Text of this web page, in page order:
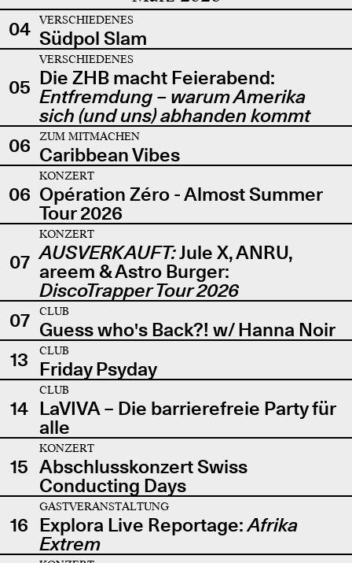
04 VERSCHIEDENES
Südpol Slam
05
VERSCHIEDENES
Die ZHB macht Feierabend:
Entfremdung – warum Amerika
sich (und uns) abhanden kommt
06
ZUM MITMACHEN
Caribbean Vibes
06
KONZERT
Opération Zéro - Almost Summer
Tour 2026
07
KONZERT
AUSVERKAUFT:Jule X, ANRU,
areem & Astro Burger:
DiscoTrapper Tour 2026
07
CLUB
Guess who's Back?! w/ Hanna Noir
13
CLUB
Friday Psyday
14
CLUB
LaVIVA – Die barrierefreie Party für
alle
15
KONZERT
Abschlusskonzert Swiss
Conducting Days
16
GASTVERANSTALTUNG
Explora Live Reportage:Afrika
Extrem